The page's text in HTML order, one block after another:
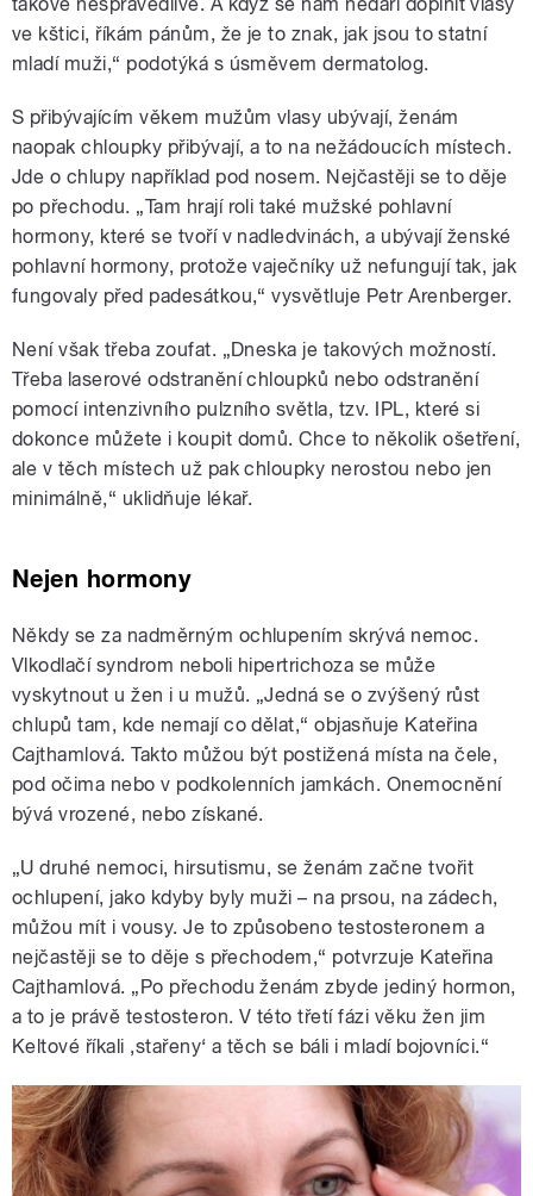
ve kštici, říkám pánům, že je to znak, jak jsou to statní
mladí muži,“ podotýká s úsměvem dermatolog.
S přibývajícím věkem mužům vlasy ubývají, ženám
naopak chloupky přibývají, a to na nežádoucích místech.
Jde o chlupy například pod nosem. Nejčastěji se to děje
po přechodu. „Tam hrají roli také mužské pohlavní
hormony, které se tvoří v nadledvinách, a ubývají ženské
pohlavní hormony, protože vaječníky už nefungují tak, jak
fungovaly před padesátkou,“ vysvětluje Petr Arenberger.
Není však třeba zoufat. „Dneska je takových možností.
Třeba laserové odstranění chloupků nebo odstranění
pomocí intenzivního pulzního světla, tzv. IPL, které si
dokonce můžete i koupit domů. Chce to několik ošetření,
ale v těch místech už pak chloupky nerostou nebo jen
minimálně,“ uklidňuje lékař.
Nejen hormony
Někdy se za nadměrným ochlupením skrývá nemoc.
Vlkodlačí syndrom neboli hipertrichoza se může
vyskytnout u žen i u mužů. „Jedná se o zvýšený růst
chlupů tam, kde nemají co dělat,“ objasňuje Kateřina
Cajthamlová. Takto můžou být postižená místa na čele,
pod očima nebo v podkolenních jamkách. Onemocnění
bývá vrozené, nebo získané.
„U druhé nemoci, hirsutismu, se ženám začne tvořit
ochlupení, jako kdyby byly muži – na prsou, na zádech,
můžou mít i vousy. Je to způsobeno testosteronem a
nejčastěji se to děje s přechodem,“ potvrzuje Kateřina
Cajthamlová. „Po přechodu ženám zbyde jediný hormon,
a to je právě testosteron. V této třetí fázi věku žen jim
Keltové říkali ‚stařeny‘ a těch se báli i mladí bojovníci.“